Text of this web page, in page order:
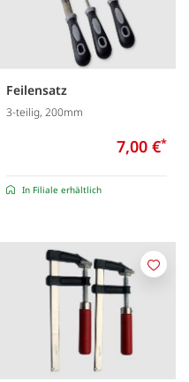
Feilensatz
3-teilig, 200mm
7,00 €*
In Filiale erhältlich